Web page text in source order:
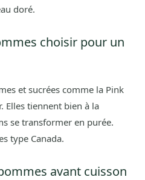
doré.
choisir pour un
et sucrées comme la Pink
Elles tiennent bien à la
se transformer en purée.
type Canada.
avant cuisson